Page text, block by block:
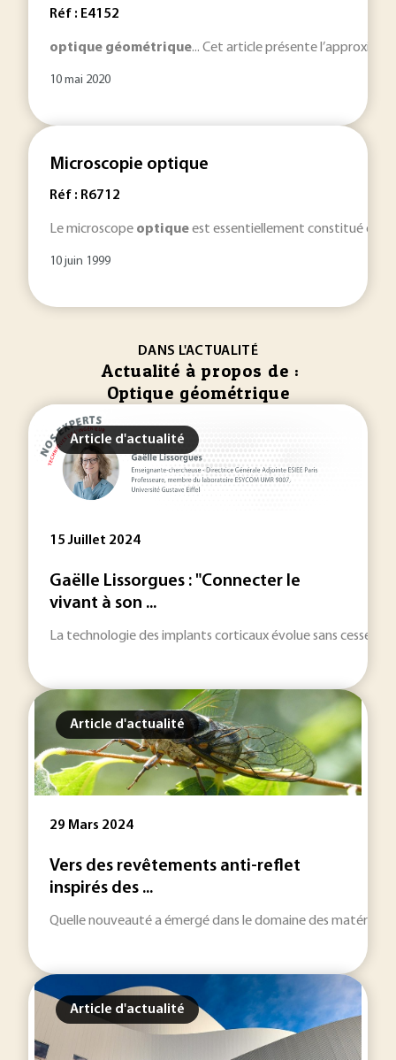
Réf : E4152
optique géométrique... Cet article présente
10 mai 2020
Microscopie optique
Réf : R6712
Le microscope optiqueest essentiellement constitué de
10 juin 1999
DANS L'ACTUALITÉ
Actualité à propos de :
Optique géométrique
Article d'actualité
15 Juillet 2024
Gaëlle Lissorgues : "Connecter le
vivant à son ...
La technologie des implants corticaux évolue sans cesse
Article d'actualité
29 Mars 2024
Vers des revêtements anti-reflet
inspirés des ...
Quelle nouveauté a émergé dans le domaine des
Article d'actualité